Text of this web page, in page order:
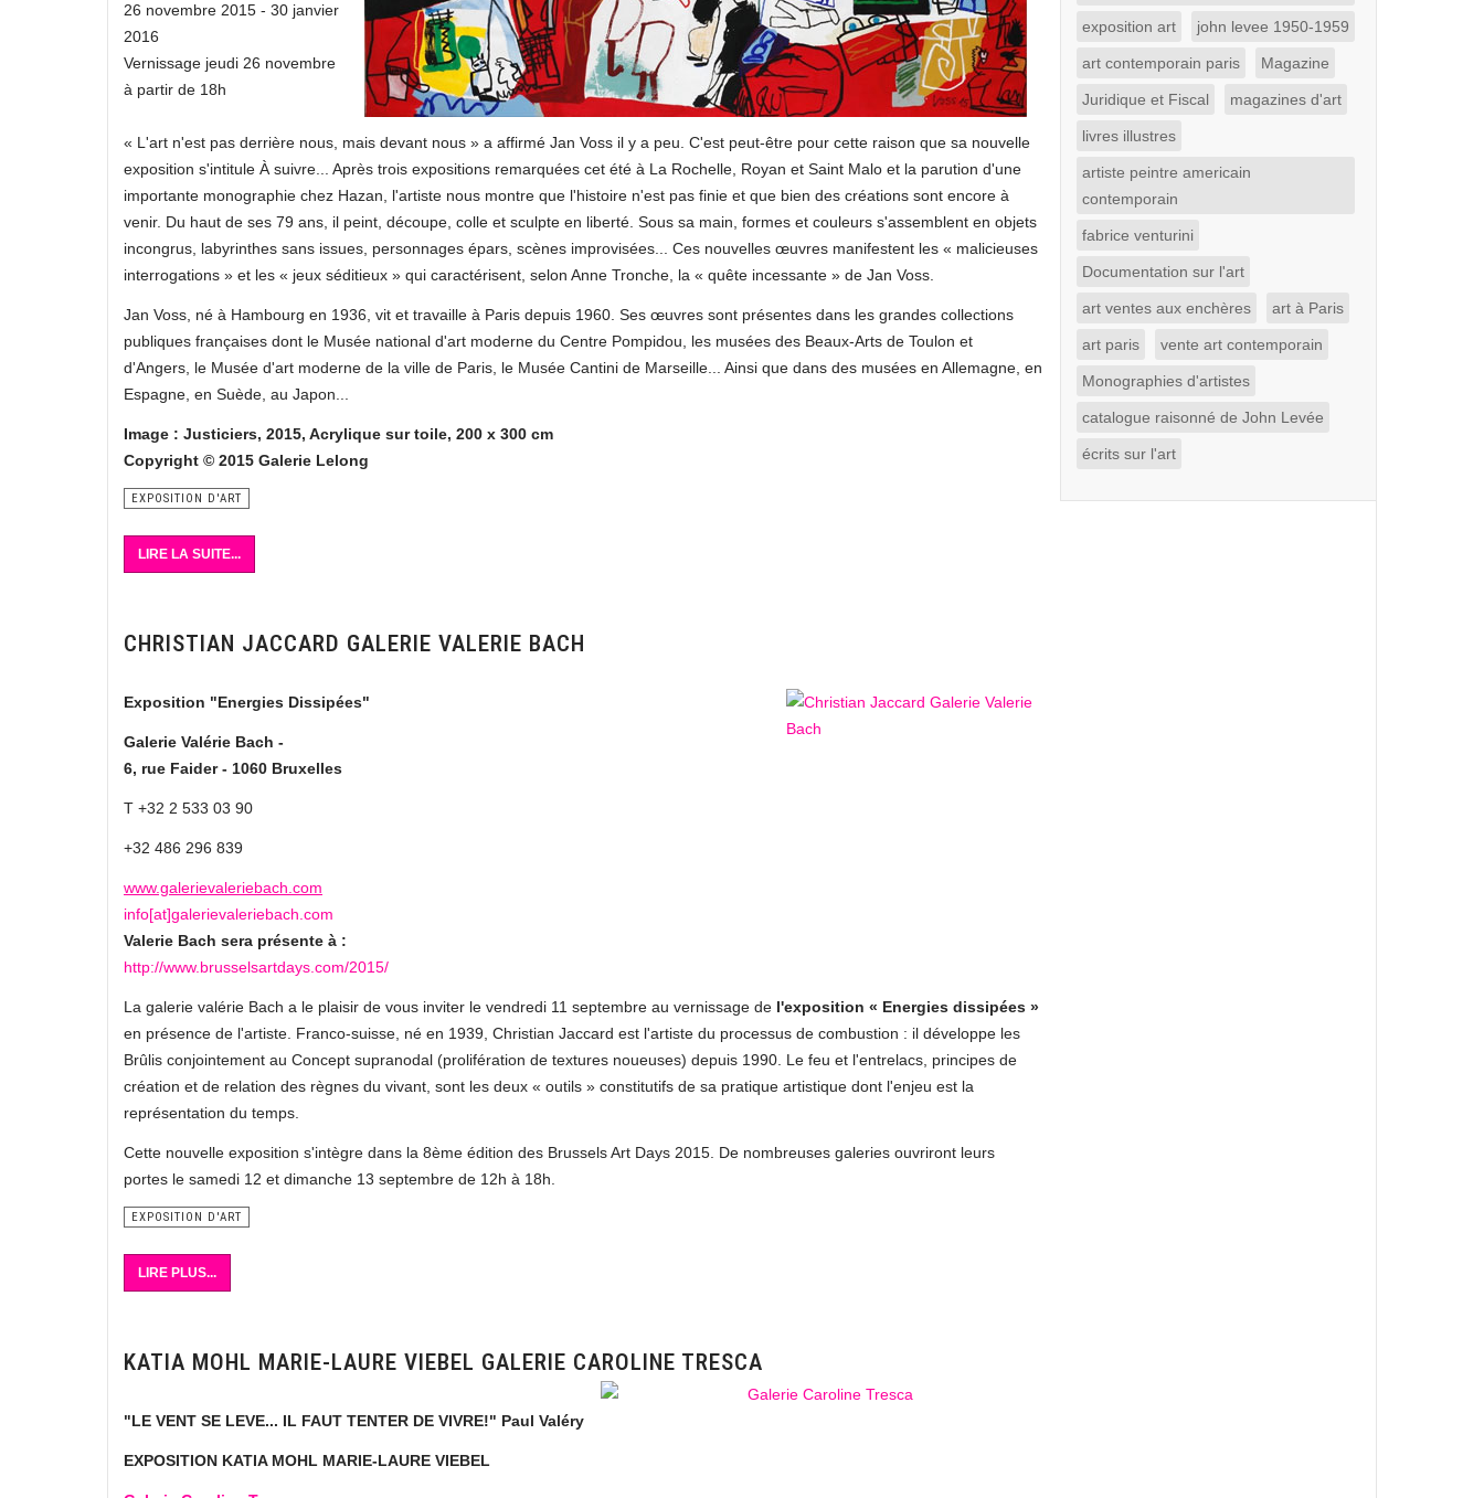
26 novembre 2015 - 30 janvier
2016
Vernissage jeudi 26 novembre
à partir de 18h
« L'art n'est pas derrière nous, mais devant nous » a affirmé Jan Voss il y a peu. C'est peut-être pour cette raison que sa nouvelle
exposition s'intitule À suivre... Après trois expositions remarquées cet été à La Rochelle, Royan et Saint Malo et la parution d'une
importante monographie chez Hazan, l'artiste nous montre que l'histoire n'est pas finie et que bien des créations sont encore à
venir. Du haut de ses 79 ans, il peint, découpe, colle et sculpte en liberté. Sous sa main, formes et couleurs s'assemblent en objets
incongrus, labyrinthes sans issues, personnages épars, scènes improvisées... Ces nouvelles œuvres manifestent les « malicieuses
interrogations » et les « jeux séditieux » qui caractérisent, selon Anne Tronche, la « quête incessante » de Jan Voss.
Jan Voss, né à Hambourg en 1936, vit et travaille à Paris depuis 1960. Ses œuvres sont présentes dans les grandes collections
publiques françaises dont le Musée national d'art moderne du Centre Pompidou, les musées des Beaux-Arts de Toulon et
d'Angers, le Musée d'art moderne de la ville de Paris, le Musée Cantini de Marseille... Ainsi que dans des musées en Allemagne, en
Espagne, en Suède, au Japon...
Image : Justiciers, 2015, Acrylique sur toile, 200 x 300 cm
Copyright © 2015 Galerie Lelong
EXPOSITION D'ART
LIRE LA SUITE...
CHRISTIAN JACCARD GALERIE VALERIE BACH
Exposition "Energies Dissipées"
Galerie Valérie Bach -
6, rue Faider - 1060 Bruxelles
T +32 2 533 03 90
+32 486 296 839
www.galerievaleriebach.com
info[at]galerievaleriebach.com
Valerie Bach sera présente à :
http://www.brusselsartdays.com/2015/
La galerie valérie Bach a le plaisir de vous inviter le vendredi 11 septembre au vernissage de l'exposition « Energies dissipées »
en présence de l'artiste. Franco-suisse, né en 1939, Christian Jaccard est l'artiste du processus de combustion : il développe les
Brûlis conjointement au Concept supranodal (prolifération de textures noueuses) depuis 1990. Le feu et l'entrelacs, principes de
création et de relation des règnes du vivant, sont les deux « outils » constitutifs de sa pratique artistique dont l'enjeu est la
représentation du temps.
Cette nouvelle exposition s'intègre dans la 8ème édition des Brussels Art Days 2015. De nombreuses galeries ouvriront leurs
portes le samedi 12 et dimanche 13 septembre de 12h à 18h.
EXPOSITION D'ART
LIRE PLUS...
KATIA MOHL MARIE-LAURE VIEBEL GALERIE CAROLINE TRESCA
"LE VENT SE LEVE... IL FAUT TENTER DE VIVRE!" Paul Valéry
EXPOSITION KATIA MOHL MARIE-LAURE VIEBEL
exposition art john levee 1950-1959
art contemporain paris Magazine
Juridique et Fiscal magazines d'art
livres illustres
artiste peintre americain
contemporain
fabrice venturini
Documentation sur l'art
art ventes aux enchères art à Paris
art paris vente art contemporain
Monographies d'artistes
catalogue raisonné de John Levée
écrits sur l'art